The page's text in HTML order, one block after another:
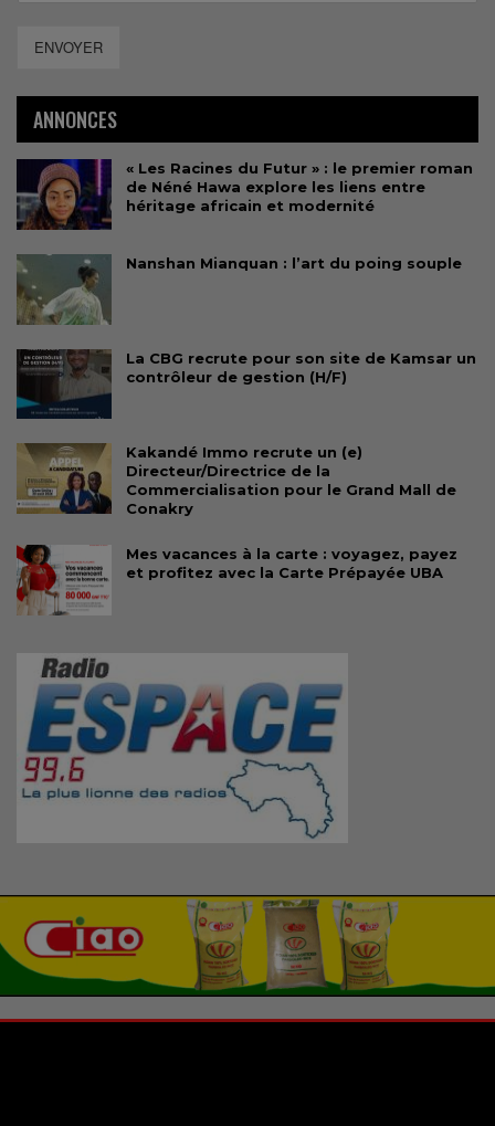
ENVOYER
ANNONCES
« Les Racines du Futur » : le premier roman
de Néné Hawa explore les liens entre
héritage africain et modernité
Nanshan Mianquan : l’art du poing souple
La CBG recrute pour son site de Kamsar un
contrôleur de gestion (H/F)
Kakandé Immo recrute un (e)
Directeur/Directrice de la
Commercialisation pour le Grand Mall de
Conakry
Mes vacances à la carte : voyagez, payez
et profitez avec la Carte Prépayée UBA